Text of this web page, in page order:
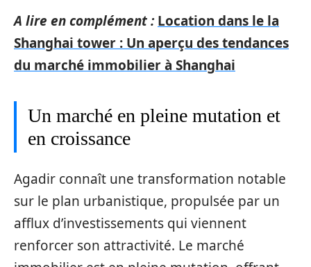
A lire en complément : Location dans le la
Shanghai tower : Un aperçu des tendances
du marché immobilier à Shanghai
Un marché en pleine mutation et
en croissance
Agadir connaît une transformation notable
sur le plan urbanistique, propulsée par un
afflux d’investissements qui viennent
renforcer son attractivité. Le marché